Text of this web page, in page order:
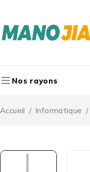
Nos rayons
Accueil / Informatique /